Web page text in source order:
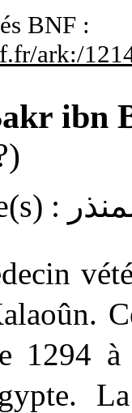
BNF :
ark:/
ibn
1294